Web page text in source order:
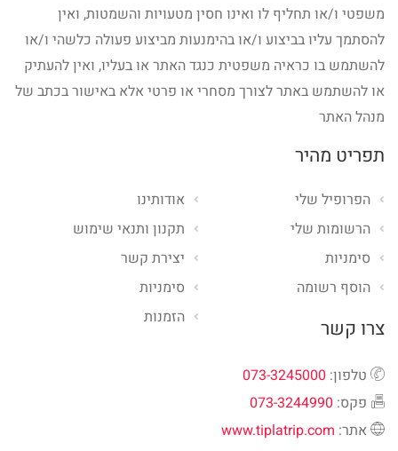
משפטי ו/או תחליף לו ואינו חסין מטעויות והשמטות, ואין
להסתמך עליו בביצוע ו/או בהימנעות מביצוע פעולה כלשהי ו/או
להשתמש בו כראיה משפטית כנגד האתר או בעליו, ואין להעתיק
או להשתמש באתר לצורך מסחרי או פרטי אלא באישור בכתב של
מנהל האתר
תפריט מהיר
אודותינו
תקנון ותנאי שימוש
יצירת קשר
סימניות
הזמנות
הפרופיל שלי
הרשומות שלי
סימניות
הוסף רשומה
צרו קשר
טלפון: 073-3245000
פקס: 073-3244990
אתר: www.tiplatrip.com